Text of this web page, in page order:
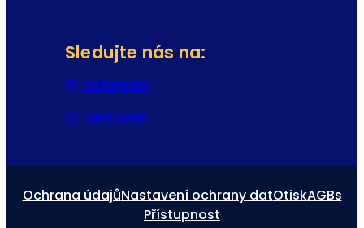
Sledujte nás na:
Instagram
Facebook
Ochrana údajůNastavení ochrany datOtiskAGBs
Přístupnost